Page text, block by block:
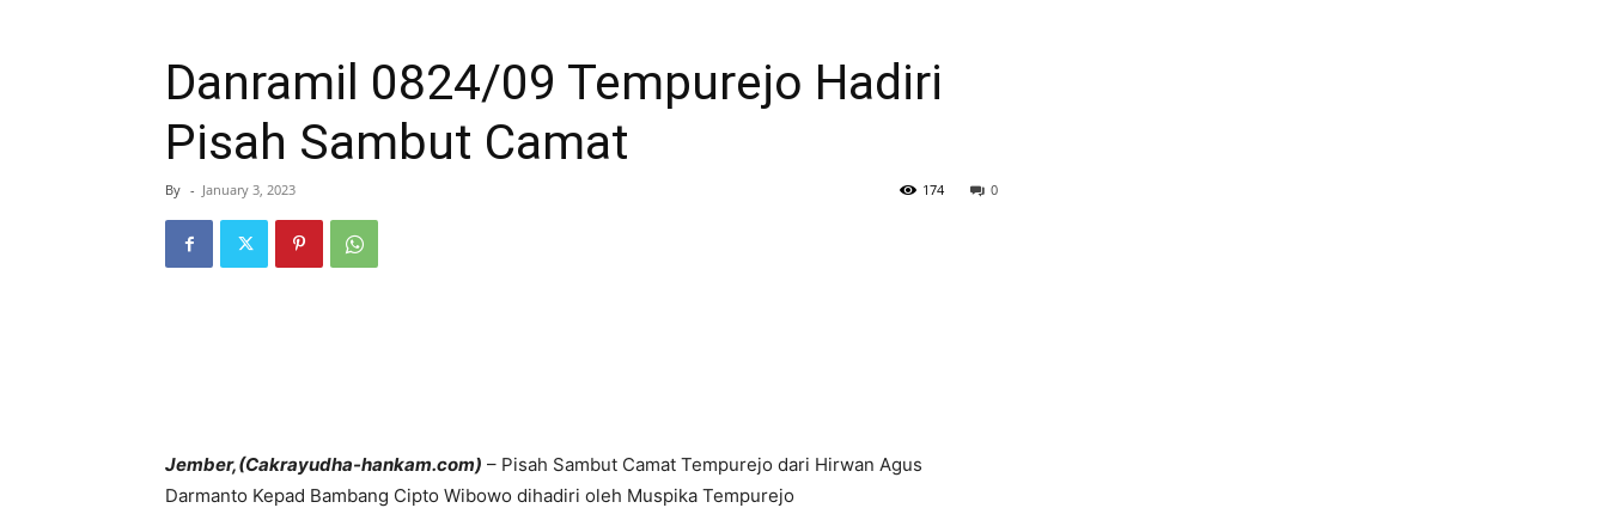
Danramil 0824/09 Tempurejo Hadiri
Pisah Sambut Camat
By - January 3, 2023 0
174
Jember,(Cakrayudha-hankam.com) – Pisah Sambut Camat Tempurejo dari Hirwan Agus
Darmanto Kepad Bambang Cipto Wibowo dihadiri oleh Muspika Tempurejo